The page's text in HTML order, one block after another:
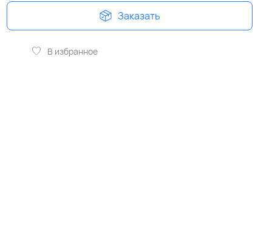
Заказать
В избранное